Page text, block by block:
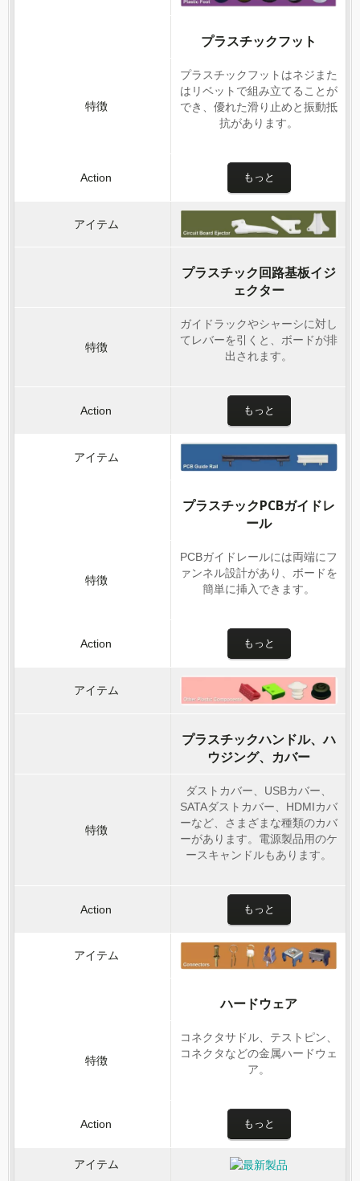
プラスチックフット
プラスチックフットはネジまた
はリベットで組み立てることが
でき、優れた滑り止めと振動抵
抗があります。
もっと
プラスチック回路基板イジ
ェクター
ガイドラックやシャーシに対し
てレバーを引くと、ボードが排
出されます。
もっと
プラスチックPCBガイドレ
ール
PCBガイドレールには両端にフ
ァンネル設計があり、ボードを
簡単に挿入できます。
もっと
プラスチックハンドル、ハ
ウジング、カバー
ダストカバー、USBカバー、
SATAダストカバー、HDMIカバ
ーなど、さまざまな種類のカバ
ーがあります。電源製品用のケ
ースキャンドルもあります。
もっと
ハードウェア
コネクタサドル、テストピン、
コネクタなどの金属ハードウェ
ア。
もっと